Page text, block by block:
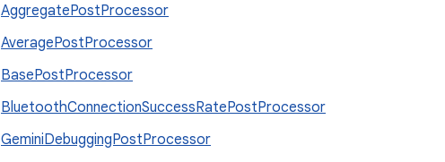
AggregatePostProcessor
AveragePostProcessor
BasePostProcessor
BluetoothConnectionSuccessRatePostProcessor
GeminiDebuggingPostProcessor